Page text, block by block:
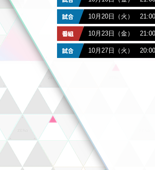
10月20日（火） 21:00
10月23日（金） 21:00
10月27日（火） 20:00